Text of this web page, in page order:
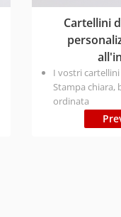
Cartellini
I vostri
Stampa chiara,
ordinata
Tipo di
certificazione di